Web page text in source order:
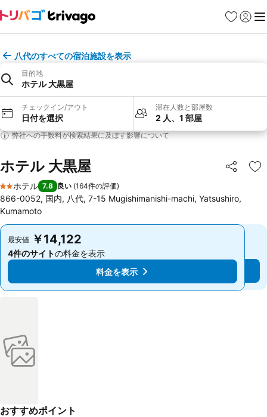
お気に入り
ログイ
メ
八代のすべての宿泊施設を表示
目的地
ホテル 大黒屋
チェックイン/アウト
日付を選択
滞在人数と部屋数
2 人、1 部屋
弊社への手数料が検索結果に及ぼす影響について
ホテル 大黒屋 シェア
お
2 ホテルのランク
ホテル 7.8 良い (164件の評価)
866-0052, 国内, 八代, 7-15 Mugishimanishi-machi, Yatsushiro,
Kumamoto
最安値 ￥14,122
4件のサイトの料金を表示
料金を表示
最安値 ￥14,122
4件のサイトの料金を表示
料金を表示
おすすめポイント